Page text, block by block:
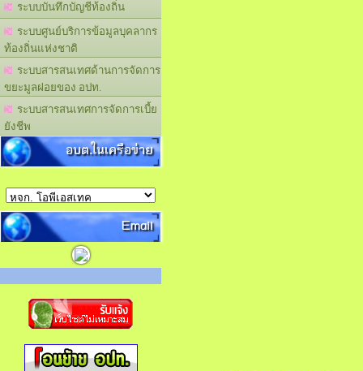
ระบบบันทึกบัญชีท้องถิ่น
ระบบศูนย์บริการข้อมูลบุคลากร
ท้องถิ่นแห่งชาติ
ระบบสารสนเทศด้านการจัดการ
ขยะมูลฝอยของ อปท.
ระบบสารสนเทศการจัดการเบี้ย
ยังชีพ
อบต.ในเครือข่าย
Email